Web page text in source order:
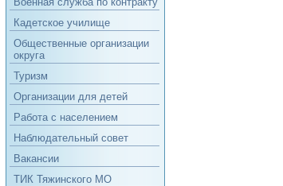
Кадетское училище
Общественные организации
округа
Туризм
Организации для детей
Работа с населением
Наблюдательный совет
Вакансии
ТИК Тяжинского МО